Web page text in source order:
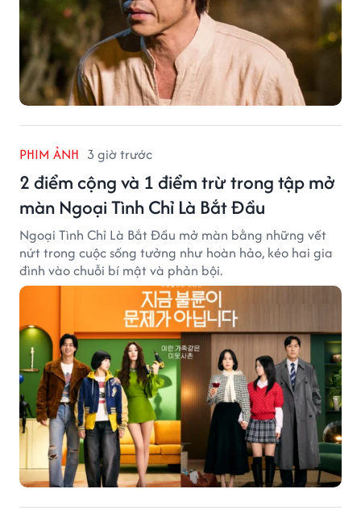
PHIM ẢNH 3 giờ trước
2 điểm cộng và 1 điểm trừ trong tập mở
màn Ngoại Tình Chỉ Là Bắt Đầu
Ngoại Tình Chỉ Là Bắt Đầu mở màn bằng những vết
nứt trong cuộc sống tưởng như hoàn hảo, kéo hai gia
đình vào chuỗi bí mật và phản bội.